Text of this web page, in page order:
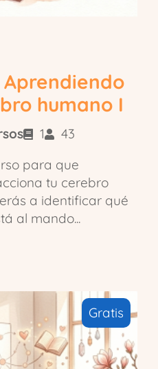
humano I
1
43
para que
tu cerebro
a identificar qué
al mando...
Gratis